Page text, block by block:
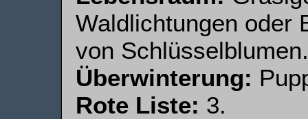
Waldlichtungen oder
von Schlüsselblumen.
Überwinterung:
Rote Liste: 3.